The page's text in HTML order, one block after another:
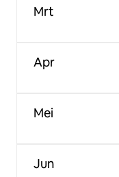
Mrt
Apr
Mei
Jun